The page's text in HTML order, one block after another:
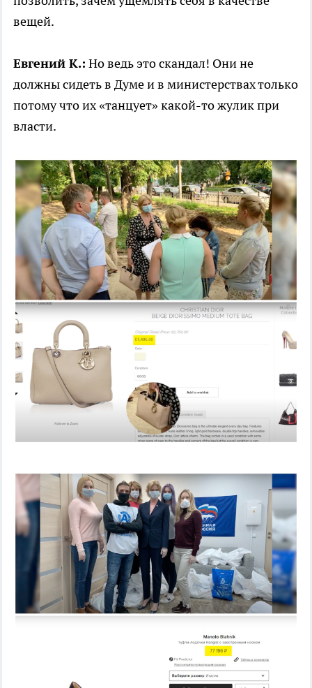
вещей.
Евгений К.: Но ведь это скандал! Они не
должны сидеть в Думе и в министерствах только
потому что их «танцует» какой-то жулик при
власти.